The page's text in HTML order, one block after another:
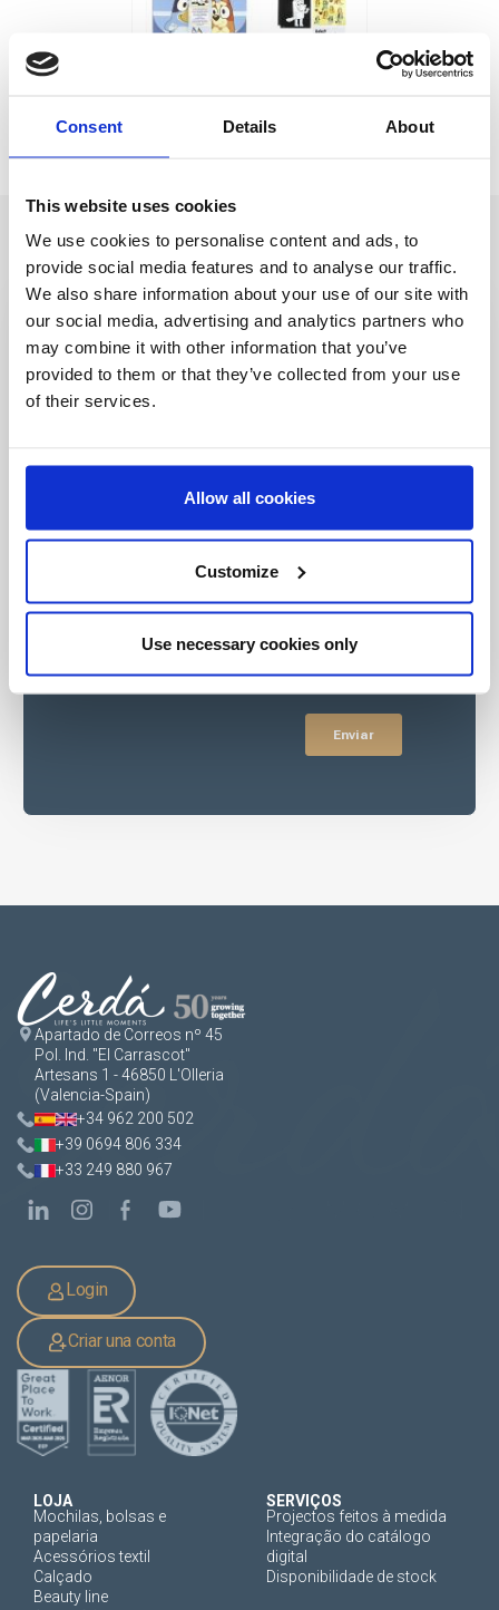
Consent Details About
This website uses cookies
We use cookies to personalise content and ads, to
provide social media features and to analyse our traffic.
We also share information about your use of our site with
our social media, advertising and analytics partners who
may combine it with other information that you’ve
provided to them or that they’ve collected from your use
of their services.
Allow all cookies
Customize
Use necessary cookies only
MOCHILA BLUEY
Seja o primeiro a
saber
de um botão.
Apartado de Correos nº 45
Pol. Ind. "El Carrascot"
Artesans 1 - 46850 L'Olleria
(Valencia-Spain)
+34 962 200 502
+39 0694 806 334
+33 249 880 967
Login
Criar una conta
LOJA
Mochilas, bolsas e
papelaria
Acessórios textil
Calçado
Beauty line
SERVIÇOS
Projectos feitos à medida
Integração do catálogo
digital
Disponibilidade de stock